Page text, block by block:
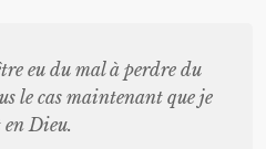
eu du mal à perdre du
le cas maintenant que je
en Dieu.